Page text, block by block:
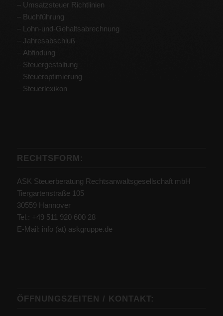
– Umsatzsteuer Richtlinien
– Buchführung
– Lohn-und-Gehaltsabrechnung
– Jahresabschluß
– Abfindung
– Steuergestaltung
– Steueroptimierung
– Steuerlexikon
RECHTSFORM:
ASK Steuerberatung Rechtsanwaltsgesellschaft mbH
Tiergartenstraße 105
30559 Hannover
Tel.: +49 511 920 600 28
E-Mail: info (at) askgruppe.de
ÖFFNUNGSZEITEN / KONTAKT: